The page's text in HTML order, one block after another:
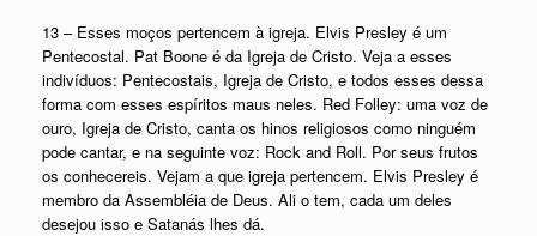
13 – Esses moços pertencem à igreja. Elvis Presley é um
Pentecostal. Pat Boone é da Igreja de Cristo. Veja a esses
indivíduos: Pentecostais, Igreja de Cristo, e todos esses dessa
forma com esses espíritos maus neles. Red Folley: uma voz de
ouro, Igreja de Cristo, canta os hinos religiosos como ninguém
pode cantar, e na seguinte voz: Rock and Roll. Por seus frutos
os conhecereis. Vejam a que igreja pertencem. Elvis Presley é
membro da Assembléia de Deus. Ali o tem, cada um deles
desejou isso e Satanás lhes dá.